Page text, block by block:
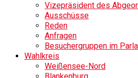
Vizepräsident des
Ausschüsse
Reden
Anfragen
Besuchergruppen im
Wahlkreis
Weißensee-Nord